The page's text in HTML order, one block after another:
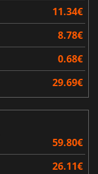
11.34€
8.78€
0.68€
29.69€
59.80€
26.11€